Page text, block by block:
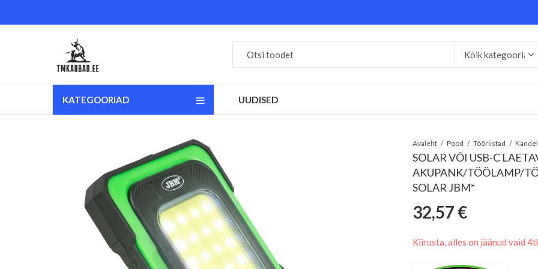
KATEGOORIAD UUDISED
Avaleht Pood Tööriistad
SOLAR VÕI USB-C
AKUPANK/TÖÖLAMP/
SOLAR JBM*
32,57 €
Kiirusta, alles on jäänud vaid